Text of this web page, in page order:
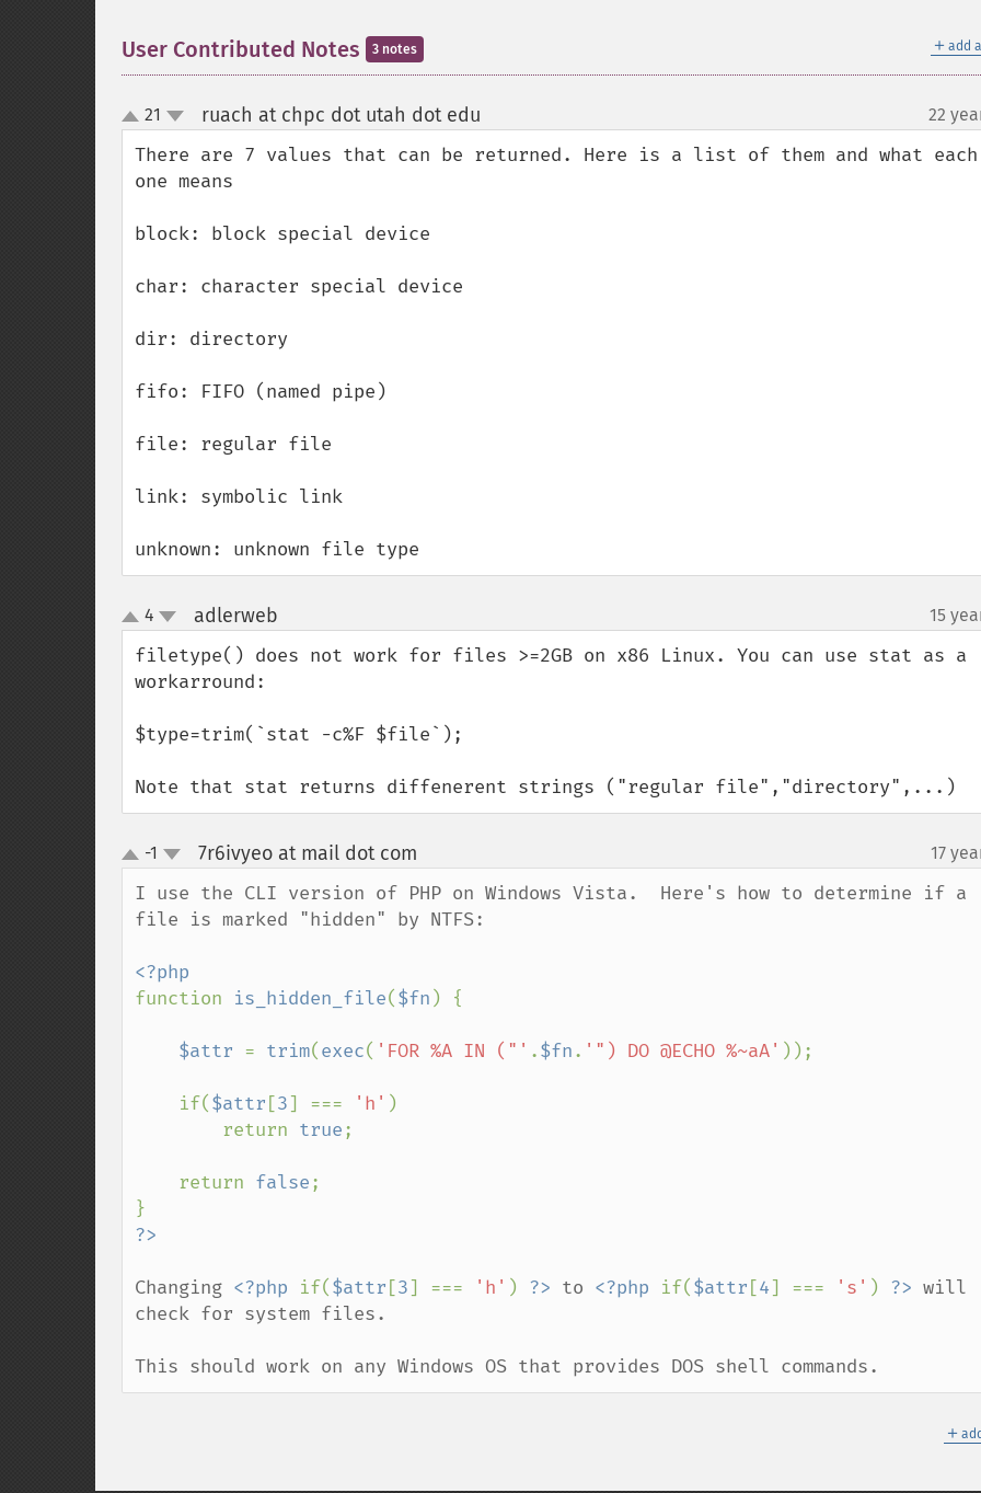
＋ add
User Contributed Notes 3 notes
up
down
21 ruach at chpc dot utah dot edu 22
There are 7 values that can be returned. Here is a list of them and what each
one means
block: block special device
char: character special device
dir: directory
fifo: FIFO (named pipe)
file: regular file
link: symbolic link
unknown: unknown file type
up
down
4 adlerweb 15
filetype() does not work for files >=2GB on x86 Linux. You can use stat as a
workarround:
$type=trim(`stat -c%F $file`);
Note that stat returns diffenerent strings ("regular file","directory",...)
up
down
-1 7r6ivyeo at mail dot com 17
I use the CLI version of PHP on Windows Vista.  Here's how to determine if a
file is marked "hidden" by NTFS:
function is_hidden_file($fn ) {
$attr = trim(exec( 'FOR %A IN ("' .$fn. '") DO @ECHO %~aA' ));
    if(
$attr [3] === 'h' )
        return
true;
    return
false;
Changing <?php if($attr [3] === 'h' ) ?> to <?php if($attr [4] === 's' ) ?> will
check for system files.
This should work on any Windows OS that provides DOS shell commands.
＋